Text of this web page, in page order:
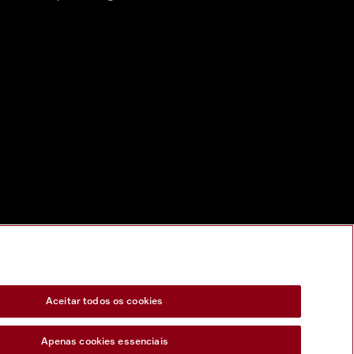
Aceitar todos os cookies
Apenas cookies essenciais